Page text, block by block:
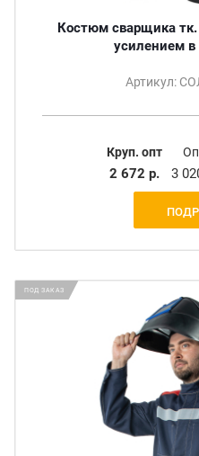
Костюм сварщика
усилением
Артикул:
Круп. опт
2 672 р. 3
ПОД ЗАКАЗ